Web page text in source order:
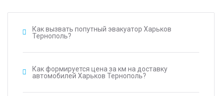
Как вызвать попутный эвакуатор Харьков
Тернополь?
Как формируется цена за км на доставку
автомобилей Харьков Тернополь?